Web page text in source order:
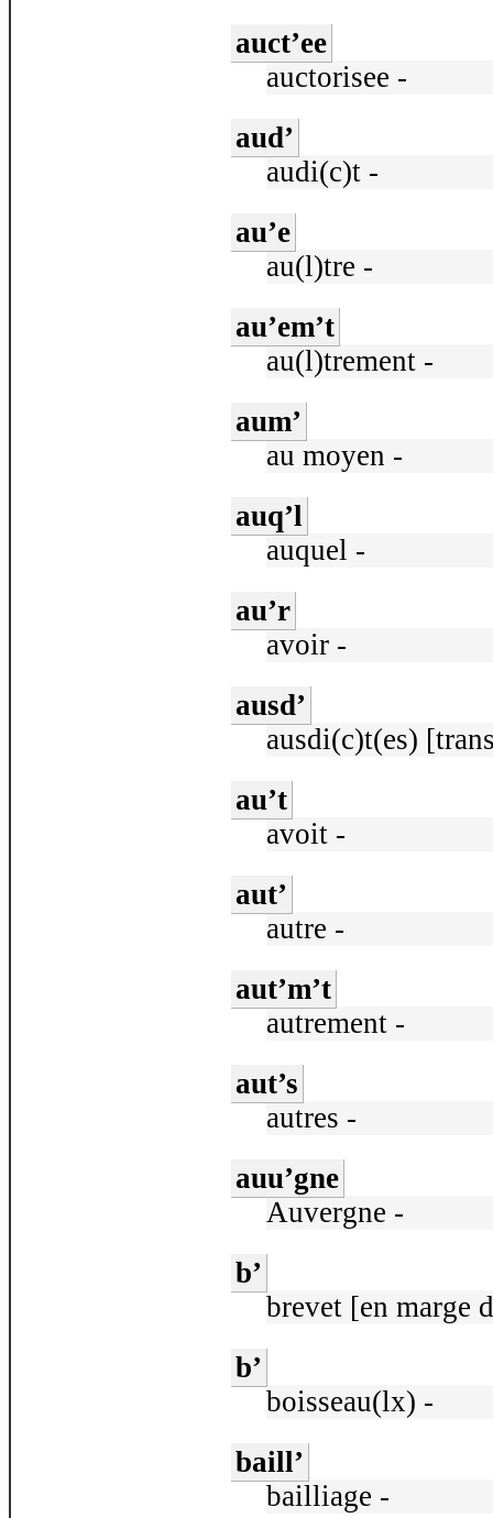
auct’ee
auctorisee -
aud’
audi(c)t -
au’e
au(l)tre -
au’em’t
au(l)trement -
aum’
au moyen -
auq’l
auquel -
au’r
avoir -
ausd’
ausdi(c)t(es)
au’t
avoit -
aut’
autre -
aut’m’t
autrement -
aut’s
autres -
auu’gne
Auvergne -
b’
brevet [en marge
b’
boisseau(lx) -
baill’
bailliage -